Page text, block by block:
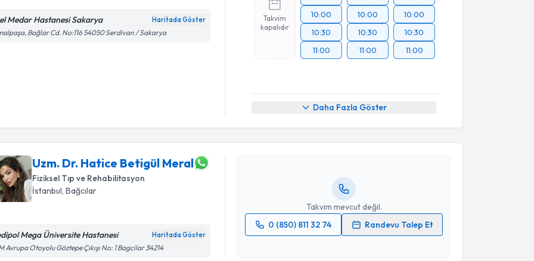
Medar Hastanesi Sakarya Haritada Göster
Bağlar Cd. No:116 54050 Serdivan / Sakarya
Takvim
kapalıdır
10:00
10:30
11:00
10:00
10:30
11:00
10:00
10:30
11:00
Daha Fazla Göster
Uzm. Dr. Hatice Betigül Meral
Fiziksel Tıp ve Rehabilitasyon
İstanbul, Bağcılar
Mega Üniversite Hastanesi Haritada Göster
Avrupa Otoyolu Göztepe Çıkışı No: 1 Bagcilar 34214
Takvim mevcut değil.
0 (850) 811 32 74
Randevu Talep Et
Randevu Takvimi Talebi